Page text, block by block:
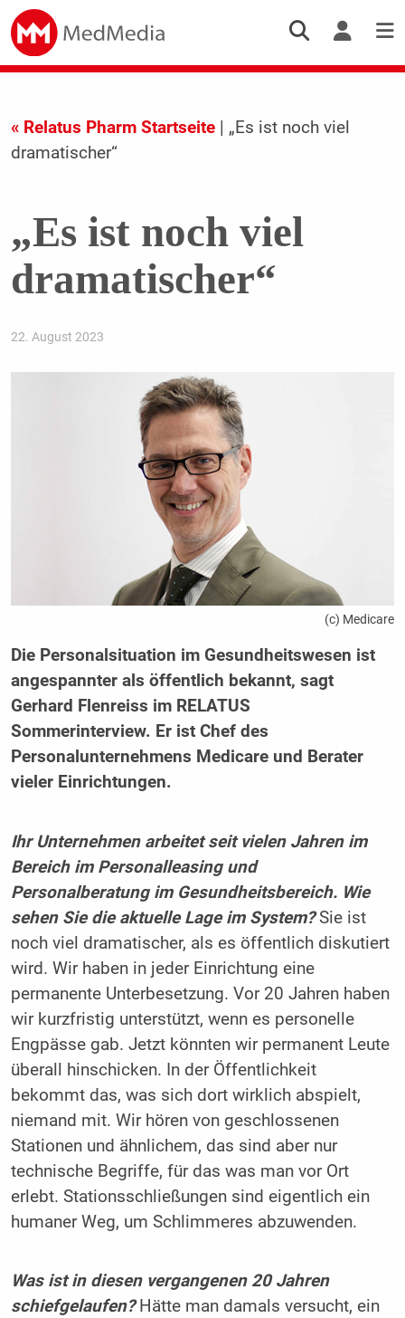
« Relatus Pharm Startseite| „Es ist noch viel
dramatischer“
„Es ist noch viel
dramatischer“
22. August 2023
(c) Medicare
Die Personalsituation im Gesundheitswesen ist
angespannter als öffentlich bekannt, sagt
Gerhard Flenreiss im RELATUS
Sommerinterview. Er ist Chef des
Personalunternehmens Medicare und Berater
vieler Einrichtungen.
Ihr Unternehmen arbeitet seit vielen Jahren im
Bereich im Personalleasing und
Personalberatung im Gesundheitsbereich. Wie
sehen Sie die aktuelle Lage im System?Sie ist
noch viel dramatischer, als es öffentlich diskutiert
wird. Wir haben in jeder Einrichtung eine
permanente Unterbesetzung. Vor 20 Jahren haben
wir kurzfristig unterstützt, wenn es personelle
Engpässe gab. Jetzt könnten wir permanent Leute
überall hinschicken. In der Öffentlichkeit
bekommt das, was sich dort wirklich abspielt,
niemand mit. Wir hören von geschlossenen
Stationen und ähnlichem, das sind aber nur
technische Begriffe, für das was man vor Ort
erlebt. Stationsschließungen sind eigentlich ein
humaner Weg, um Schlimmeres abzuwenden.
Was ist in diesen vergangenen 20 Jahren
schiefgelaufen? Hätte man damals versucht, ein